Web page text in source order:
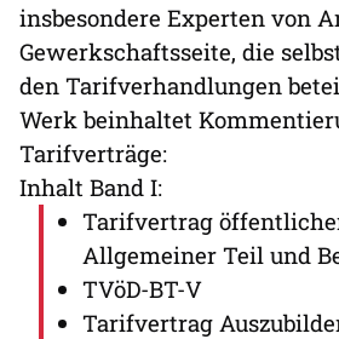
insbesondere Experten von
Gewerkschaftsseite, die
den Tarifverhandlungen
Werk beinhaltet
Tarifverträge:
Inhalt Band I:
Tarifvertrag
Allgemeiner Teil und
TVöD-BT-V
Tarifvertrag